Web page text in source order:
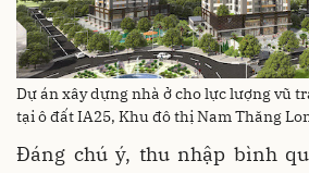
Dự án xây dựng nhà ở cho lực lượng vũ
tại ô đất IA25, Khu đô thị Nam Thăng
Đáng chú ý, thu nhập bình